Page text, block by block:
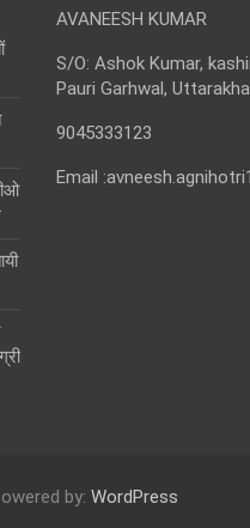
AVANEESH KUMAR
S/O: Ashok Kumar,
Pauri Garhwal,
9045333123
Email
by: WordPress